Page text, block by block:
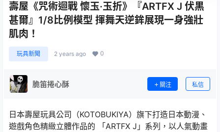
壽屋《咒術迴戰 懷玉·玉折》『ARTFX J 伏黒
甚爾』1/8比例模型 揮舞天逆鉾展現一身強壯
肌肉！
玩具新聞 2 years ago 0
脆笛捲心酥 關注 私信
日本壽屋玩具公司（KOTOBUKIYA）旗下打造日本動漫、
遊戲角色精緻立體作品的 「ARTFX J」系列，以人氣動畫